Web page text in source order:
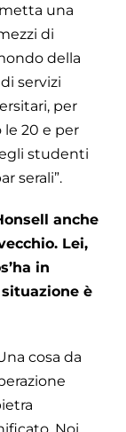
una
di
della
servizi
per
le 20 e per
studenti
serali”.
anche
Lei,
in
è
cosa da